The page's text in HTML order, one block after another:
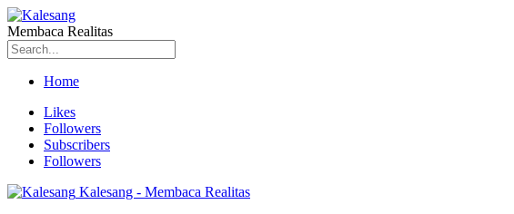
Membaca Realitas
Home
Likes
Followers
Subscribers
Followers
Kalesang - Membaca Realitas